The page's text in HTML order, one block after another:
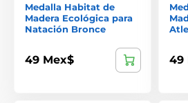
Medalla Habitat de
Madera Ecológica para
Natación Bronce
49 Mex$ 49